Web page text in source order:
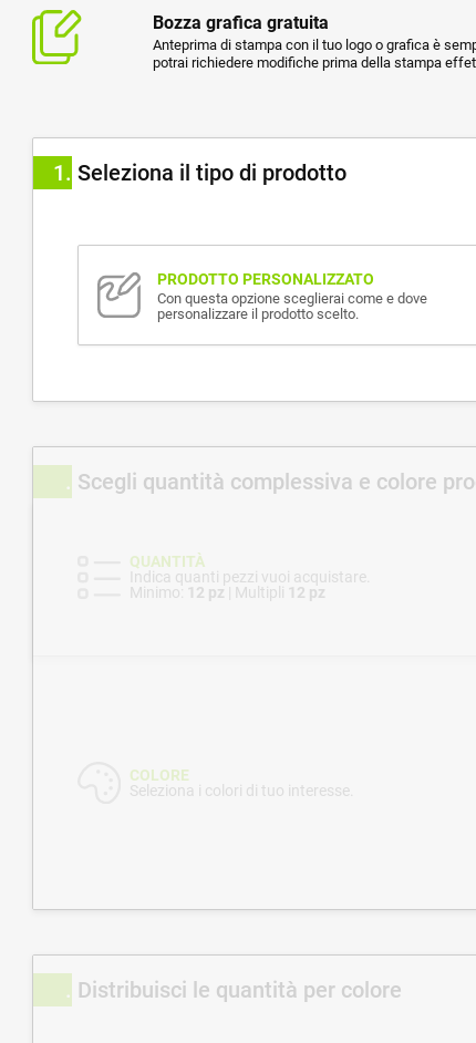
Bozza grafica gratuita
Anteprima di stampa con il tuo logo o grafica è
potrai richiedere modifiche prima della stampa
1 Seleziona il tipo di prodotto
PRODOTTO PERSONALIZZATO
Con questa opzione sceglierai come e dove
personalizzare il prodotto scelto.
Scegli quantità complessiva e colore
QUANTITÀ
Indica quanti pezzi vuoi acquistare.
Minimo: 12 pz | Multipli 12 pz
COLORE
Seleziona i colori di tuo interesse.
Distribuisci le quantità per colore